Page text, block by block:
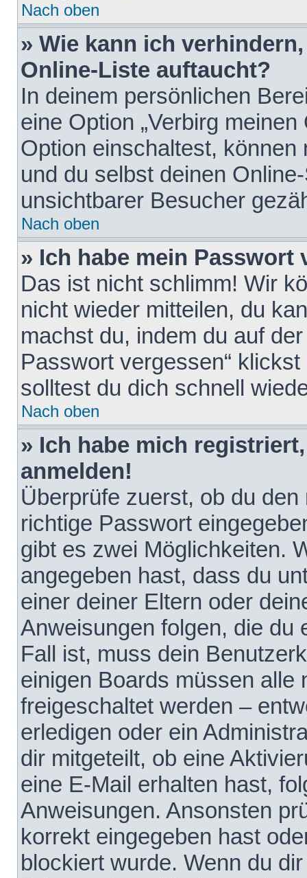
Nach oben
» Wie kann ich
Online-Liste auftaucht?
In deinem persönlichen
eine Option „Verbirg
Option einschaltest,
und du selbst deinen
unsichtbarer Besucher
Nach oben
» Ich habe mein Passwort
Das ist nicht schlimm! Wir
nicht wieder mitteilen, du
machst du, indem du auf
Passwort vergessen“
solltest du dich schnell
Nach oben
» Ich habe mich
anmelden!
Überprüfe zuerst, ob du
richtige Passwort
gibt es zwei Möglichkeiten.
angegeben hast, dass du
einer deiner Eltern oder
Anweisungen folgen, die du
Fall ist, muss dein
einigen Boards müssen alle
freigeschaltet werden –
erledigen oder ein
dir mitgeteilt, ob eine
eine E-Mail erhalten hast,
Anweisungen. Ansonsten
korrekt eingegeben hast
blockiert wurde. Wenn du